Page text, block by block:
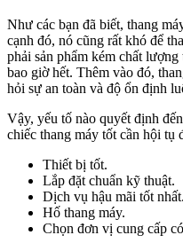
Như các bạn đã biết, thang
cạnh đó, nó cũng rất khó để
phải sản phẩm kém chất
bao giờ hết. Thêm vào đó,
hỏi sự an toàn và độ ổn định
Vậy, yếu tố nào quyết định
chiếc thang máy tốt cần hội tụ
Thiết bị tốt.
Lắp đặt chuẩn kỹ thuật.
Dịch vụ hậu mãi tốt nhất.
Hố thang máy.
Chọn đơn vị cung cấp